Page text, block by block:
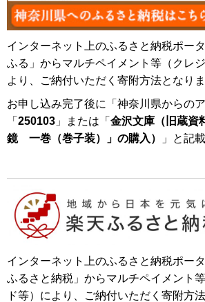
インターネット上のふるさと納税ポー
ふる」からマルチペイメント等（クレ
より、ご納付いただく寄附方法となりま
お申し込み完了後に「神奈川県からの
「 250103 」または「 金沢文庫（旧蔵
鏡 一巻（巻子装）」の購入）
」と記
インターネット上のふるさと納税ポー
ふるさと納税」からマルチペイメント
ド等）により、ご納付いただく寄附方